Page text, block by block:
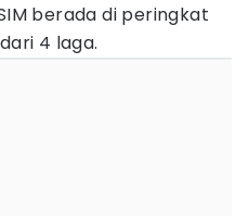
berada di peringkat
4 laga.